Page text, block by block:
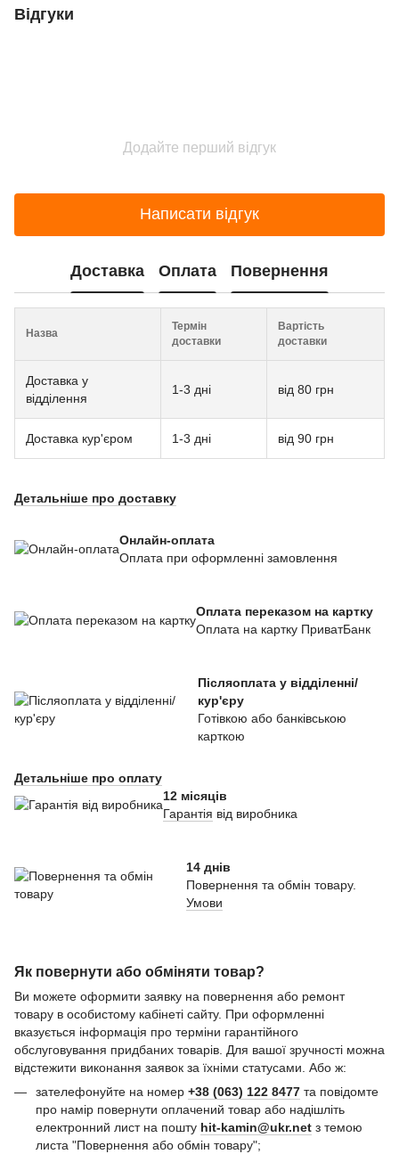
Відгуки
Додайте перший відгук
Написати відгук
Доставка Оплата Повернення
Назва
Термін
доставки
Вартість
доставки
Доставка у
відділення
1-3 дні від 80 грн
Доставка кур'єром 1-3 дні від 90 грн
Детальніше про доставку
Онлайн-оплата
Оплата при оформленні замовлення
Оплата переказом на картку
Оплата на картку ПриватБанк
Післяоплата у відділенні/
кур'єру
Готівкою або банківською
карткою
Детальніше про оплату
12 місяців
Гарантія від виробника
14 днів
Повернення та обмін товару.
Умови
Як повернути або обміняти товар?
Ви можете оформити заявку на повернення або ремонт
товару в особистому кабінеті сайту. При оформленні
вказується інформація про терміни гарантійного
обслуговування придбаних товарів. Для вашої зручності можна
відстежити виконання заявок за їхніми статусами. Або ж:
зателефонуйте на номер +38 (063) 122 8477 та повідомте
про намір повернути оплачений товар або надішліть
електронний лист на пошту hit-kamin@ukr.net з темою
листа "Повернення або обмін товару";